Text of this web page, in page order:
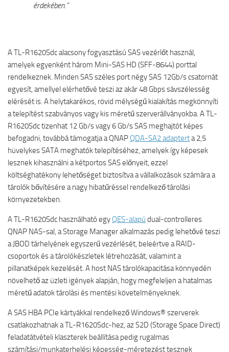
érdekében.”
A TL-R1620Sdc alacsony fogyasztású SAS vezérlőt használ,
amelyek egyenként három Mini-SAS HD (SFF-8644) porttal
rendelkeznek. Minden SAS széles port négy SAS 12Gb/s csatornát
egyesít, amellyel elérhetővé teszi az akár 48 Gbps sávszélesség
elérését is. A helytakarékos, rövid mélységű kialakítás megkönnyíti
a telepítést szabványos vagy kis méretű szerverállványokba. A TL-
R1620Sdc tizenhat 12 Gb/s vagy 6 Gb/s SAS meghajtót képes
befogadni, továbbá támogatja a QNAP QDA-SA2 adapterta 2,5
hüvelykes SATA meghatók telepítéséhez, amelyek így képesek
lesznek kihasználni a kétportos SAS előnyeit, ezzel
költséghatékony lehetőséget biztosítva a vállalkozások számára a
tárolók bővítésére a nagy hibatűréssel rendelkező tárolási
környezetekben.
A TL-R1620Sdc használható egy QES-alapú dual-controlleres
QNAP NAS-sal, a Storage Manager alkalmazás pedig lehetővé teszi
a JBOD tárhelyének egyszerű vezérlését, beleértve a RAID-
csoportok és a tárolókészletek létrehozását, valamint a
pillanatképek kezelését. A host NAS tárolókapacitása könnyedén
növelhető az üzleti igények alapján, hogy megfeleljen a hatalmas
méretű adatok tárolási és mentési követelményeknek.
A SAS HBA PCIe kártyákkal rendelkező Windows® szerverek
csatlakozhatnak a TL-R1620Sdc-hez, az S2D (Storage Space Direct)
feladatátvételi klaszterek beállítása pedig rugalmas
számítási/munkaterhelési képesség-méretezést tesznek